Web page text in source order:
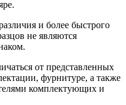
и более быстрого
не являются
от представленных
фурнитуре, а также
комплектующих и